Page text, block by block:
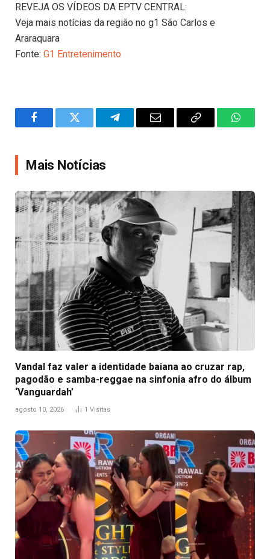
REVEJA OS VÍDEOS DA EPTV CENTRAL:
Veja mais notícias da região no g1 São Carlos e
Araraquara
Fonte: G1 Entretenimento
FacebookTwitter TelegramEmail
Copy
Mais Notícias
Vandal faz valer a identidade baiana ao cruzar rap,
pagodão e samba-reggae na sinfonia afro do álbum
‘Vanguardah’
agosto 10, 2026 1 Visitas